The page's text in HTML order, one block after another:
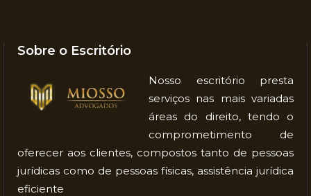
Sobre o Escritório
Nosso escritório presta
serviços nas mais variadas
áreas do direito, tendo o
comprometimento de
oferecer aos clientes, compostos tanto de pessoas
jurídicas como de pessoas físicas, assistência jurídica
eficiente